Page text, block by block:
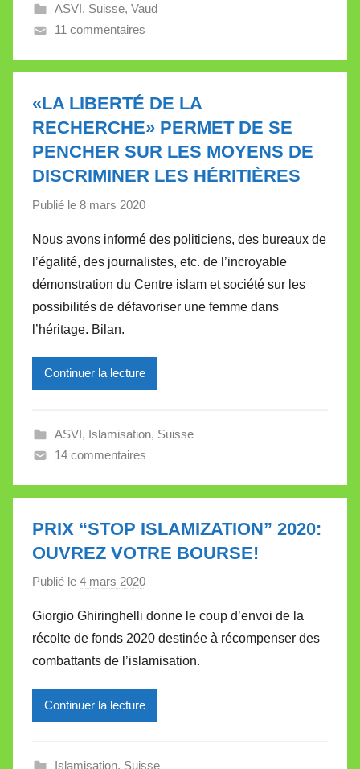
V
l
t
e
ASVI, Suisse, Vaud
11 commentaires
«LA LIBERTÉ DE LA
RECHERCHE» PERMET DE SE
PENCHER SUR LES MOYENS DE
DISCRIMINER LES HÉRITIÈRES
Publié le 8 mars 2020
M
i
r
l
V
l
t
t
Nous avons informé des politiciens, des bureaux de
l’égalité, des journalistes, etc. de l’incroyable
démonstration du Centre islam et société sur les
possibilités de défavoriser une femme dans
l’héritage. Bilan.
Continuer la lecture
ASVI, Islamisation, Suisse
14 commentaires
PRIX “STOP ISLAMIZATION” 2020:
OUVREZ VOTRE BOURSE!
Publié le 4 mars 2020
r
M
i
r
Giorgio Ghiringhelli donne le coup d’envoi de la
récolte de fonds 2020 destinée à récompenser des
combattants de l’islamisation.
Continuer la lecture
Islamisation, Suisse